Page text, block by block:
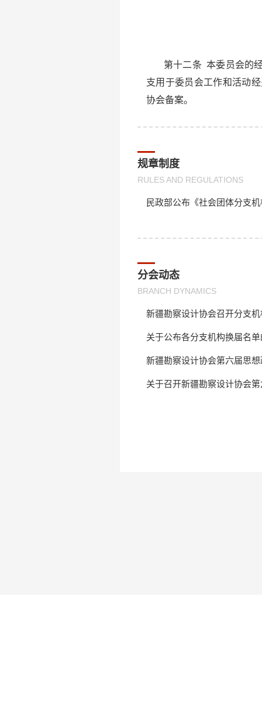
第十二条 本委员会的
支用于委员会工作和活动
协会备案。
规章制度
RULES AND REGULATIONS
民政部公布《社会团体分支
分会动态
BRANCH DYNAMICS
新疆勘察设计协会召开分支
关于公布各分支机构换届名